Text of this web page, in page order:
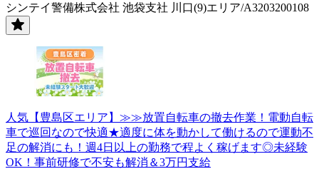
シンテイ警備株式会社 池袋支社 川口(9)エリア/A3203200108
人気【豊島区エリア】≫≫放置自転車の撤去作業！電動自転
車で巡回なので快適★適度に体を動かして働けるので運動不
足の解消にも！週4日以上の勤務で程よく稼げます◎未経験
OK！事前研修で不安も解消＆3万円支給